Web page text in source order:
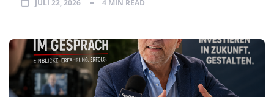
JULI 22, 2026 4 MIN READ